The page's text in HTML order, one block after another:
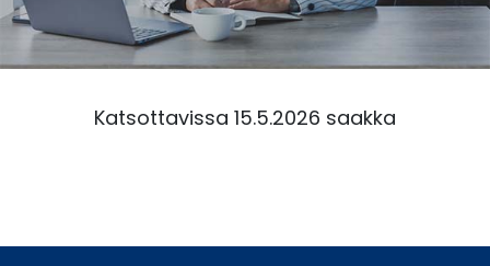
Katsottavissa 15.5.2026 saakka